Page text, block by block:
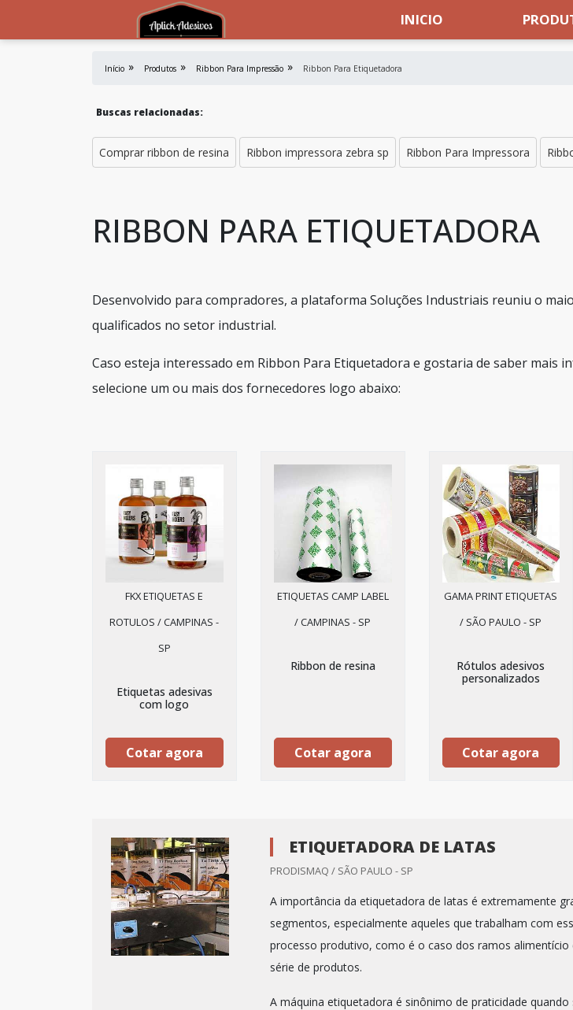
INICIO
Início Produtos Ribbon Para Impressão Ribbon Para Etiquetadora
Buscas relacionadas:
Comprar ribbon de resina Ribbon impressora zebra sp Ribbon Para Impressora
RIBBON PARA ETIQUETADORA
Desenvolvido para compradores, a plataforma Soluções Industriais reuniu o
qualificados no setor industrial.
Caso esteja interessado em Ribbon Para Etiquetadora e gostaria de saber mais
selecione um ou mais dos fornecedores logo abaixo:
FKX ETIQUETAS E
ROTULOS / CAMPINAS -
SP
Etiquetas adesivas
com logo
Cotar agora
ETIQUETAS CAMP LABEL
/ CAMPINAS - SP
Ribbon de resina
Cotar agora
GAMA PRINT ETIQUETAS
/ SÃO PAULO - SP
Rótulos adesivos
personalizados
Cotar agora
ETIQUETADORA DE LATAS
PRODISMAQ / SÃO PAULO - SP
A importância da etiquetadora de latas é extremamente
segmentos, especialmente aqueles que trabalham com
processo produtivo, como é o caso dos ramos
série de produtos.
A máquina etiquetadora é sinônimo de praticidade